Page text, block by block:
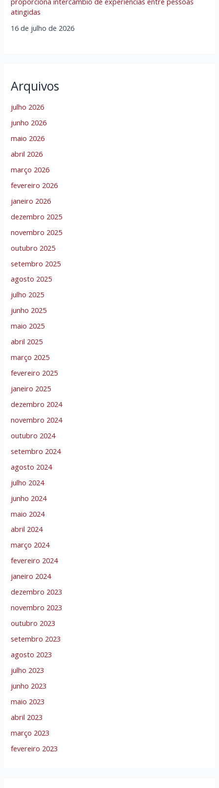
atingidas
16 de julho de 2026
Arquivos
julho 2026
junho 2026
maio 2026
abril 2026
março 2026
fevereiro 2026
janeiro 2026
dezembro 2025
novembro 2025
outubro 2025
setembro 2025
agosto 2025
julho 2025
junho 2025
maio 2025
abril 2025
março 2025
fevereiro 2025
janeiro 2025
dezembro 2024
novembro 2024
outubro 2024
setembro 2024
agosto 2024
julho 2024
junho 2024
maio 2024
abril 2024
março 2024
fevereiro 2024
janeiro 2024
dezembro 2023
novembro 2023
outubro 2023
setembro 2023
agosto 2023
julho 2023
junho 2023
maio 2023
abril 2023
março 2023
fevereiro 2023